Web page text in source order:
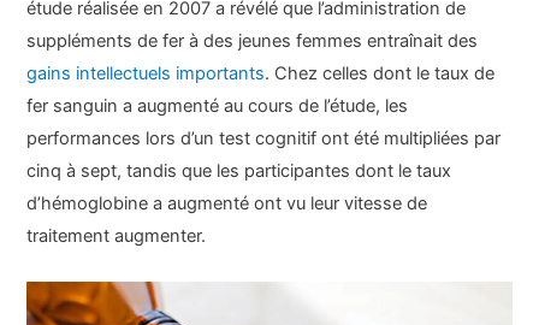
étude réalisée en 2007 a révélé que l’administration de
suppléments de fer à des jeunes femmes entraînait des
gains intellectuels importants. Chez celles dont le taux de
fer sanguin a augmenté au cours de l’étude, les
performances lors d’un test cognitif ont été multipliées par
cinq à sept, tandis que les participantes dont le taux
d’hémoglobine a augmenté ont vu leur vitesse de
traitement augmenter.